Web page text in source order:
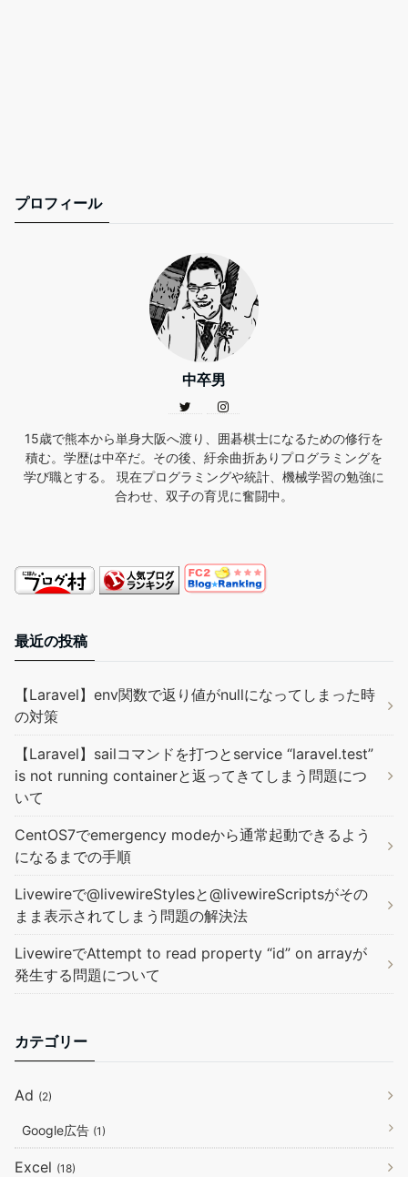
プロフィール
中卒男
15歳で熊本から単身大阪へ渡り、囲碁棋士になるための修行を
積む。学歴は中卒だ。その後、紆余曲折ありプログラミングを
学び職とする。 現在プログラミングや統計、機械学習の勉強に
合わせ、双子の育児に奮闘中。
最近の投稿
【Laravel】env関数で返り値がnullになってしまった時
の対策
【Laravel】sailコマンドを打つとservice “laravel.test”
is not running containerと返ってきてしまう問題につ
いて
CentOS7でemergency modeから通常起動できるよう
になるまでの手順
Livewireで@livewireStylesと@livewireScriptsがその
まま表示されてしまう問題の解決法
LivewireでAttempt to read property “id” on arrayが
発生する問題について
カテゴリー
Ad (2)
Google広告 (1)
Excel (18)